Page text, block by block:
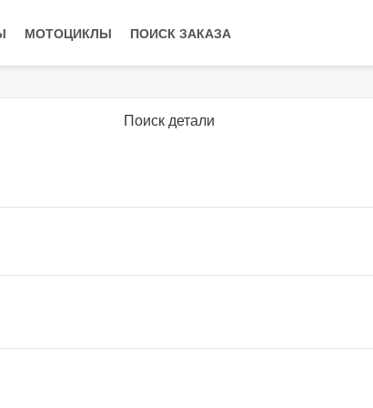
МОТОЦИКЛЫ ПОИСК ЗАКАЗА
Поиск детали